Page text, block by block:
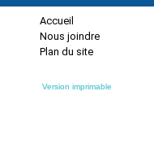
Accueil
Nous joindre
Plan du site
Version imprimable